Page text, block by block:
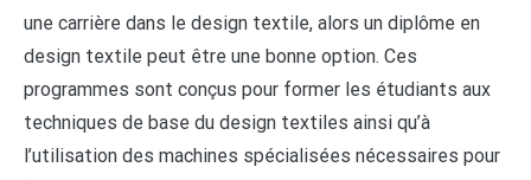
une carrière dans le design textile, alors un diplôme en
design textile peut être une bonne option. Ces
programmes sont conçus pour former les étudiants aux
techniques de base du design textiles ainsi qu’à
l’utilisation des machines spécialisées nécessaires pour